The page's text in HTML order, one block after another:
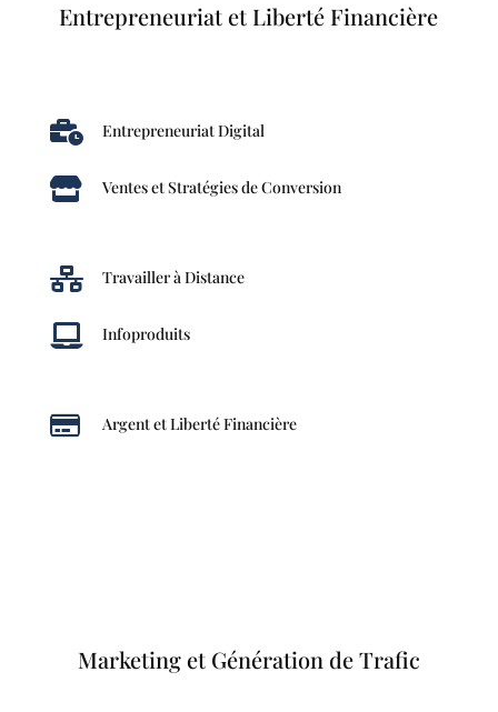
Entrepreneuriat et Liberté Financière
 Entrepreneuriat Digital
 Ventes et Stratégies de Conversion
 Travailler à Distance
 Infoproduits
 Argent et Liberté Financière
Marketing et Génération de Trafic